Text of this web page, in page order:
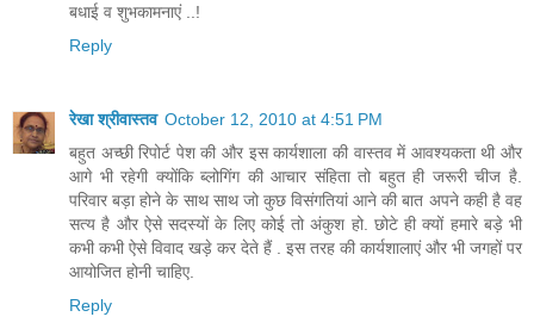
बधाई व शुभकामनाएं ..!
Reply
रेखा श्रीवास्तव October 12, 2010 at 4:51 PM
बहुत अच्छी रिपोर्ट पेश की और इस कार्यशाला की वास्तव में आवश्यकता थी और
आगे भी रहेगी क्योंकि ब्लोगिंग की आचार संहिता तो बहुत ही जरूरी चीज है.
परिवार बड़ा होने के साथ साथ जो कुछ विसंगतियां आने की बात अपने कही है वह
सत्य है और ऐसे सदस्यों के लिए कोई तो अंकुश हो. छोटे ही क्यों हमारे बड़े भी
कभी कभी ऐसे विवाद खड़े कर देते हैं . इस तरह की कार्यशालाएं और भी जगहों पर
आयोजित होनी चाहिए.
Reply